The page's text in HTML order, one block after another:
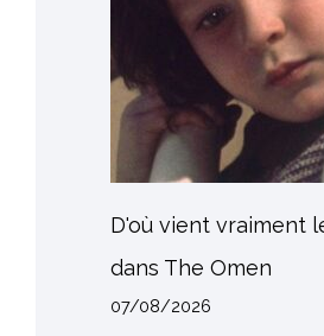
D'où vient vraiment
dans The Omen
07/08/2026